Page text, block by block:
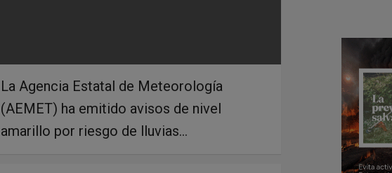
La Agencia Estatal de Meteorología
(AEMET) ha emitido avisos de nivel
amarillo por riesgo de lluvias…